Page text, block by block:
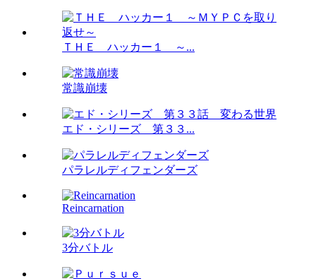
ＴＨＥ ハッカー１ ～...
常識崩壊
エド・シリーズ 第３３...
パラレルディフェンダーズ
Reincarnation
3分バトル